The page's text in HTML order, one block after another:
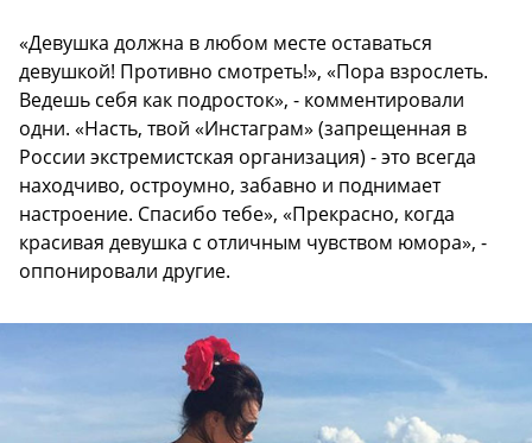
«Девушка должна в любом месте оставаться
девушкой! Противно смотреть!», «Пора взрослеть.
Ведешь себя как подросток», - комментировали
одни. «Насть, твой «Инстаграм» (запрещенная в
России экстремистская организация) - это всегда
находчиво, остроумно, забавно и поднимает
настроение. Спасибо тебе», «Прекрасно, когда
красивая девушка с отличным чувством юмора», -
оппонировали другие.